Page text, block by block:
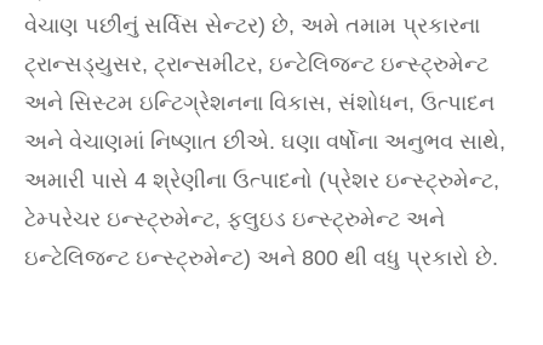
વેચાણ પછીનું સર્વિસ સેન્ટર) છે, અમે તમામ પ્રકારના
ટ્રાન્સડ્યુસર, ટ્રાન્સમીટર, ઇન્ટેલિજન્ટ ઇન્સ્ટ્રુમેન્ટ
અને સિસ્ટમ ઇન્ટિગ્રેશનના વિકાસ, સંશોધન, ઉત્પાદન
અને વેચાણમાં નિષ્ણાત છીએ. ઘણા વર્ષોના અનુભવ સાથે,
અમારી પાસે 4 શ્રેણીના ઉત્પાદનો (પ્રેશર ઇન્સ્ટ્રુમેન્ટ,
ટેમ્પરેચર ઇન્સ્ટ્રુમેન્ટ, ફ્લુઇડ ઇન્સ્ટ્રુમેન્ટ અને
ઇન્ટેલિજન્ટ ઇન્સ્ટ્રુમેન્ટ) અને 800 થી વધુ પ્રકારો છે.